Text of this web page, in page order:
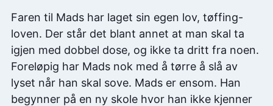
Faren til Mads har laget sin egen lov, tøffing-
loven. Der står det blant annet at man skal ta
igjen med dobbel dose, og ikke ta dritt fra noen.
Foreløpig har Mads nok med å tørre å slå av
lyset når han skal sove. Mads er ensom. Han
begynner på en ny skole hvor han ikke kjenner